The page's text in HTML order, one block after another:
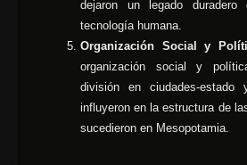
dejaron un legado
tecnología humana.
Organización Social y
organización social y
división en ciudades-
influyeron en la estructura de
sucedieron en Mesopotamia.